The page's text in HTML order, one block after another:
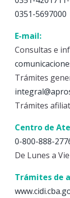
0351-5697000
E-mail:
Consultas e
Trámites
Trámites
Centro de
0-800-888-
De Lunes a
Trámites de